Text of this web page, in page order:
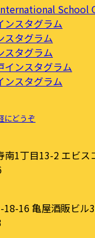
School
ンスタグラム
スタグラム
スタグラム
インスタグラム
ンスタグラム
にどうぞ
南1丁目13-2 エビス
18-16 亀屋酒販ビル